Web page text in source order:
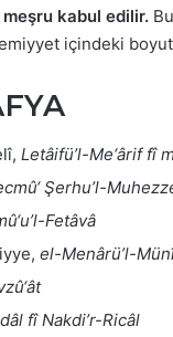
kabul edilir.
içindeki
Letâifü’l-Me‘ârif fî
Şerhu’l-
Fetâvâ
el-Menârü’l-
fî Nakdi’r-Ricâl